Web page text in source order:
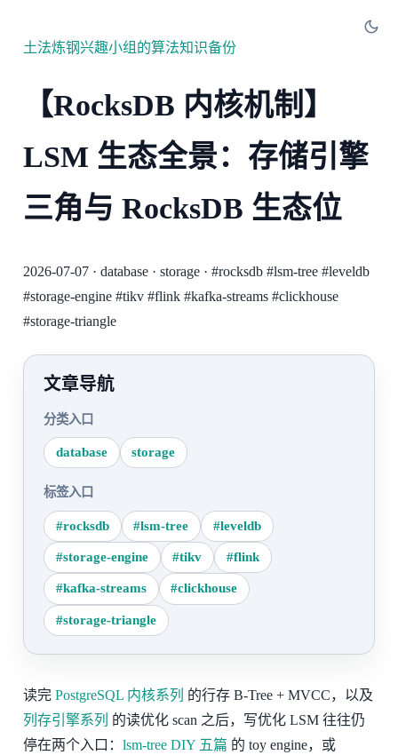
土法炼钢兴趣小组的算法知识备份
【RocksDB 内核机制】
LSM 生态全景：存储引擎
三角与 RocksDB 生态位
2026-07-07· database· storage· #rocksdb #lsm-tree #leveldb
#storage-engine #tikv #flink #kafka-streams #clickhouse
#storage-triangle
文章导航
分类入口
database storage
标签入口
#rocksdb #lsm-tree #leveldb
#storage-engine #tikv #flink
#kafka-streams #clickhouse
#storage-triangle
读完 PostgreSQL 内核系列 的行存 B-Tree + MVCC，以及
列存引擎系列 的读优化 scan 之后，写优化 LSM 往往仍
停在两个入口： lsm-tree DIY 五篇 的 toy engine，或